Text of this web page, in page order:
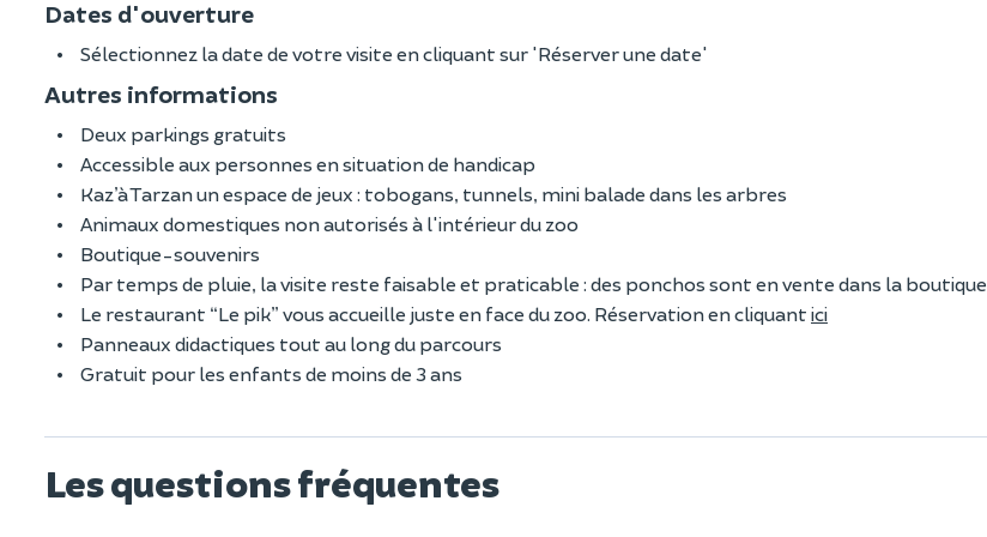
Dates d'ouverture
Sélectionnez la date de votre visite en cliquant sur 'Réserver une date'
Autres informations
Deux parkings gratuits
Accessible aux personnes en situation de handicap
Kaz’à Tarzan un espace de jeux : tobogans, tunnels, mini balade dans les arbres
Animaux domestiques non autorisés à l'intérieur du zoo
Boutique-souvenirs
Par temps de pluie, la visite reste faisable et praticable : des ponchos sont en vente dans la boutique
Le restaurant “Le pik” vous accueille juste en face du zoo. Réservation en cliquant ici
Panneaux didactiques tout au long du parcours
Gratuit pour les enfants de moins de 3 ans
Les questions fréquentes